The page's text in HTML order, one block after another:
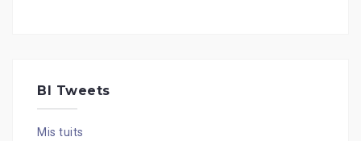
BI Tweets
Mis tuits